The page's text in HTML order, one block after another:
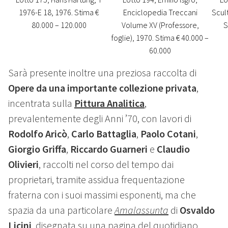
1976-E 18, 1976. Stima €
80.000 – 120.000
Enciclopedia Treccani
Volume XV (Professore,
foglie), 1970. Stima € 40.000 –
60.000
Sarà presente inoltre una preziosa raccolta di
Opere da una importante collezione privata,
incentrata sulla Pittura Analitica,
prevalentemente degli Anni ’70, con lavori di
Rodolfo Aricò, Carlo Battaglia, Paolo Cotani,
Giorgio Griffa, Riccardo Guarneri e Claudio
Olivieri, raccolti nel corso del tempo dai
proprietari, tramite assidua frequentazione
fraterna con i suoi massimi esponenti, ma che
spazia da una particolareAmalassunta di Osvaldo
Licini , disegnata su una pagina del quotidiano